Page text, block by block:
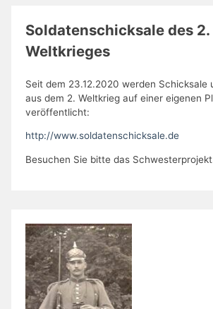
Soldatenschicksale des 2.
Weltkrieges
Seit dem 23.12.2020 werden Schicksale
aus dem 2. Weltkrieg auf einer eigenen
veröffentlicht:
http://www.soldatenschicksale.de
Besuchen Sie bitte das